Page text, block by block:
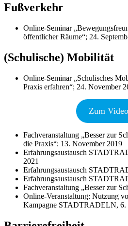
Fußverkehr
Online-Seminar
öffentlicher Räume“; 24.
(Schulische) Mobilität
Online-Seminar „Schulisches
Praxis erfahren“; 24. November
Zum Video
Fachveranstaltung „Besser zur
die Praxis“; 13. November 2019
Erfahrungsaustausch
2021
Erfahrungsaustausch
Erfahrungsaustausch
Fachveranstaltung „Besser zur
Online-Veranstaltung: Nutzung
Kampagne STADTRADELN, 6.